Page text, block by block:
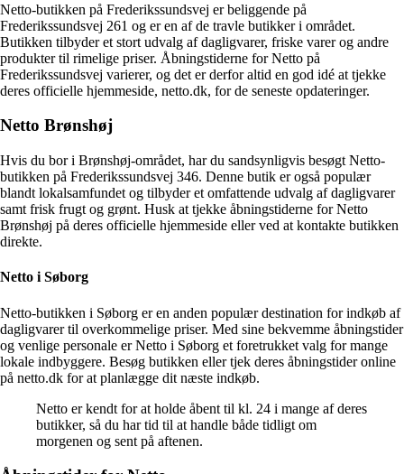
Netto-butikken på Frederikssundsvej er beliggende på
Frederikssundsvej 261 og er en af de travle butikker i området.
Butikken tilbyder et stort udvalg af dagligvarer, friske varer og andre
produkter til rimelige priser. Åbningstiderne for Netto på
Frederikssundsvej varierer, og det er derfor altid en god idé at tjekke
deres officielle hjemmeside, netto.dk, for de seneste opdateringer.
Netto Brønshøj
Hvis du bor i Brønshøj-området, har du sandsynligvis besøgt Netto-
butikken på Frederikssundsvej 346. Denne butik er også populær
blandt lokalsamfundet og tilbyder et omfattende udvalg af dagligvarer
samt frisk frugt og grønt. Husk at tjekke åbningstiderne for Netto
Brønshøj på deres officielle hjemmeside eller ved at kontakte butikken
direkte.
Netto i Søborg
Netto-butikken i Søborg er en anden populær destination for indkøb af
dagligvarer til overkommelige priser. Med sine bekvemme åbningstider
og venlige personale er Netto i Søborg et foretrukket valg for mange
lokale indbyggere. Besøg butikken eller tjek deres åbningstider online
på netto.dk for at planlægge dit næste indkøb.
Netto er kendt for at holde åbent til kl. 24 i mange af deres
butikker, så du har tid til at handle både tidligt om
morgenen og sent på aftenen.